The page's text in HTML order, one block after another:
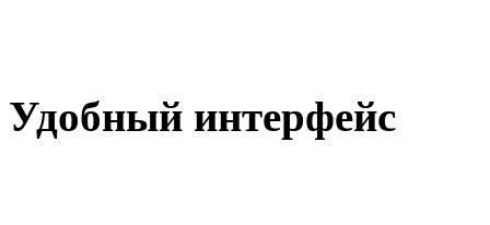
Удобный интерфейс